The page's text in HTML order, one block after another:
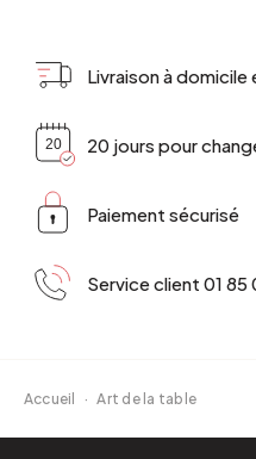
Livraison à domicile
20 jours pour
Paiement sécurisé
Service client 01 85
Accueil · Art de la table